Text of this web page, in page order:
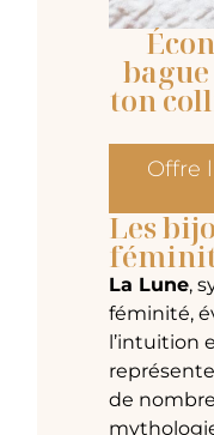
ton
Offre
Les
La Lune,
féminité,
l’intuition
de